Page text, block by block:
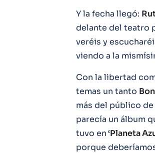
Y la fecha llegó:
delante del teatro
veréis y
viendo a la
Con la libertad
temas un tanto
más del público de
parecía un álbum
tuvo en‘Planeta
porque